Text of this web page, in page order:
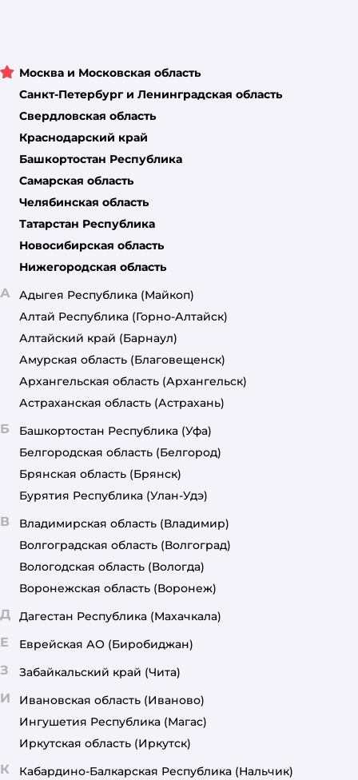
Москва и Московская область
Санкт-Петербург и Ленинградская область
Свердловская область
Краснодарский край
Башкортостан Республика
Самарская область
Челябинская область
Татарстан Республика
Новосибирская область
Нижегородская область
А Адыгея Республика (Майкоп)
Алтай Республика (Горно-Алтайск)
Алтайский край (Барнаул)
Амурская область (Благовещенск)
Архангельская область (Архангельск)
Астраханская область (Астрахань)
Б Башкортостан Республика (Уфа)
Белгородская область (Белгород)
Брянская область (Брянск)
Бурятия Республика (Улан-Удэ)
В Владимирская область (Владимир)
Волгоградская область (Волгоград)
Вологодская область (Вологда)
Воронежская область (Воронеж)
Д Дагестан Республика (Махачкала)
Е Еврейская АО (Биробиджан)
З Забайкальский край (Чита)
И Ивановская область (Иваново)
Ингушетия Республика (Магас)
Иркутская область (Иркутск)
К Кабардино-Балкарская Республика (Нальчик)